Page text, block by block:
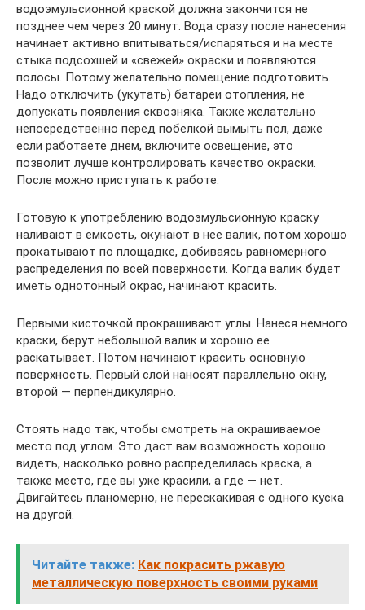
водоэмульсионной краской должна закончится не
позднее чем через 20 минут. Вода сразу после нанесения
начинает активно впитываться/испаряться и на месте
стыка подсохшей и «свежей» окраски и появляются
полосы. Потому желательно помещение подготовить.
Надо отключить (укутать) батареи отопления, не
допускать появления сквозняка. Также желательно
непосредственно перед побелкой вымыть пол, даже
если работаете днем, включите освещение, это
позволит лучше контролировать качество окраски.
После можно приступать к работе.
Готовую к употреблению водоэмульсионную краску
наливают в емкость, окунают в нее валик, потом хорошо
прокатывают по площадке, добиваясь равномерного
распределения по всей поверхности. Когда валик будет
иметь однотонный окрас, начинают красить.
Первыми кисточкой прокрашивают углы. Нанеся немного
краски, берут небольшой валик и хорошо ее
раскатывает. Потом начинают красить основную
поверхность. Первый слой наносят параллельно окну,
второй — перпендикулярно.
Стоять надо так, чтобы смотреть на окрашиваемое
место под углом. Это даст вам возможность хорошо
видеть, насколько ровно распределилась краска, а
также место, где вы уже красили, а где — нет.
Двигайтесь планомерно, не перескакивая с одного куска
на другой.
Читайте также: Как покрасить ржавую
металлическую поверхность своими руками